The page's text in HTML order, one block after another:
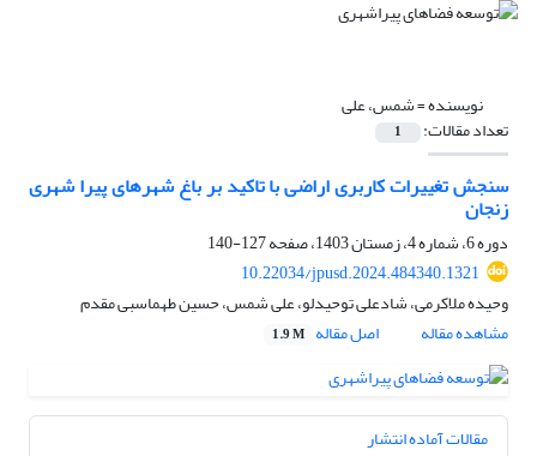
نویسنده =شمس، علی
تعداد مقالات: 1
سنجش تغییرات کاربری اراضی با تاکید بر باغ شهرهای پیرا شهری
زنجان
دوره 6، شماره 4، زمستان 1403، صفحه
127-140
10.22034/jpusd.2024.484340.1321
وحیده ملاکرمی، شادعلی توحیدلو، علی شمس، حسین طهماسبی مقدم
مشاهده مقاله
اصل مقاله 1.9 M
مقالات آماده انتشار